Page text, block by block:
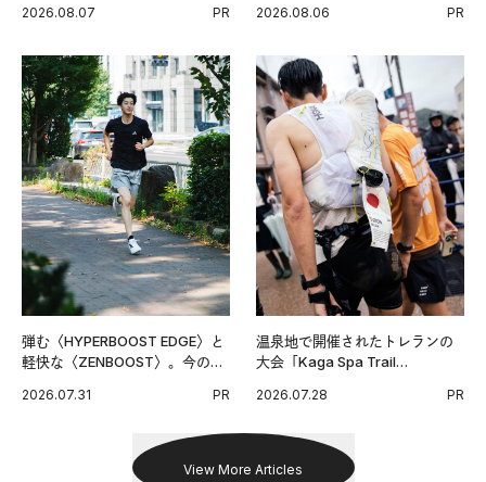
グ習慣。
2026.08.07 PR 2026.08.06 PR
弾む〈HYPERBOOST EDGE〉と
軽快な〈ZENBOOST〉。今の時
出した新機軸。
2026.07.31 PR
温泉地で開催されたトレランの
大会「Kaga Spa Trail
戦を夢見るランナーたちの奮闘
2026.07.28 PR
View More Articles